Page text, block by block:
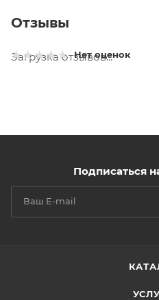
Отзывы
Нет оценок
Загрузка отзывов...
Подписаться